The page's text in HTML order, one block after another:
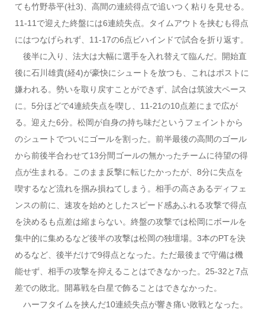
ても竹野恭平(社3)、高間の連続得点で追いつく粘りを見せる。
11-11で迎えた終盤には6連続失点。タイムアウトを挟むも得点
にはつなげられず、11-17の6点ビハインドで試合を折り返す。
後半に入り、法大は大幅に選手を入れ替えて臨んだ。開始直
後に石川雄貴(経4)が豪快にシュートを放つも、これはポストに
嫌われる。勢いを取り戻すことができず、試合は筑波大ペース
に。5分ほどで4連続失点を喫し、11-21の10点差にまで広が
る。迎えた6分。松岡が自身の持ち味だというフェイントから
のシュートでついにゴールを割った。前半最後の高間のゴール
から前後半合わせて13分間ゴールの無かったチームに待望の得
点が生まれる。このまま反撃に転じたかったが、8分に失点を
喫するなど流れを掴み損ねてしまう。相手の高さあるディフェ
ンスの前に、速攻を始めとしたスピード感あふれる攻撃で得点
を決めるも点差は縮まらない。終盤の攻撃では松岡にボールを
集中的に集めるなど後半の攻撃は松岡の独壇場。3本のPTを決
めるなど、後半だけで9得点となった。ただ最後まで守備は機
能せず、相手の攻撃を抑えることはできなかった。25-32と7点
差での敗北。開幕戦を白星で飾ることはできなかった。
ハーフタイムを挟んだ10連続失点が響き痛い敗戦となった。